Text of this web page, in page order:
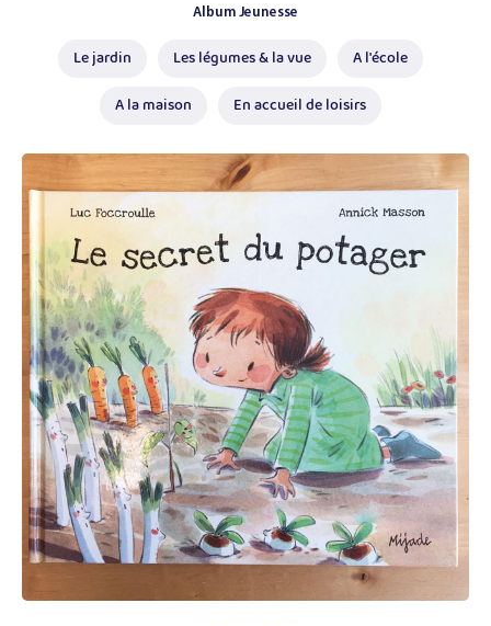
Album Jeunesse
Le jardin Les légumes & la vue A l'école
A la maison En accueil de loisirs